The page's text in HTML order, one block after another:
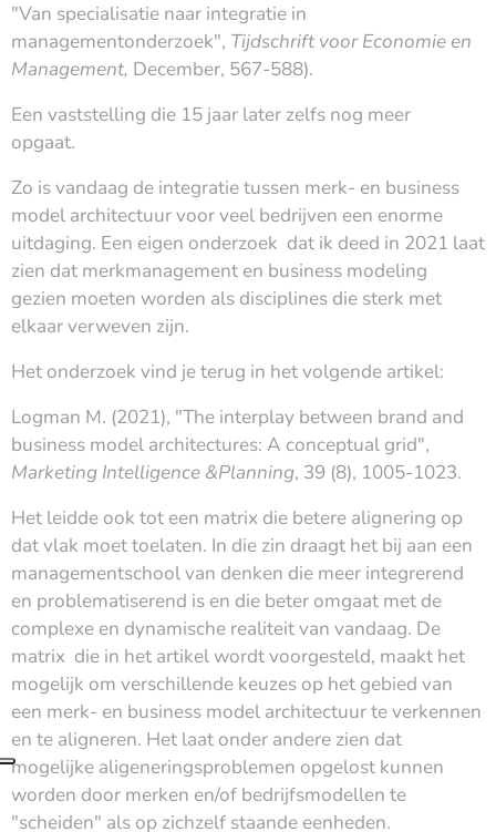
"Van specialisatie naar integratie in
managementonderzoek", Tijdschrift voor Economie en
Management, December, 567-588).
Een vaststelling die 15 jaar later zelfs nog meer
opgaat.
Zo is vandaag de integratie tussen merk- en business
model architectuur voor veel bedrijven een enorme
uitdaging. Een eigen onderzoek dat ik deed in 2021 laat
zien dat merkmanagement en business modeling
gezien moeten worden als disciplines die sterk met
elkaar verweven zijn.
Het onderzoek vind je terug in het volgende artikel:
Logman M. (2021), "The interplay between brand and
business model architectures: A conceptual grid",
Marketing Intelligence &Planning, 39 (8), 1005-1023.
Het leidde ook tot een matrix die betere alignering op
dat vlak moet toelaten. In die zin draagt ​​het bij aan een
managementschool van denken die meer integrerend
en problematiserend is en die beter omgaat met de
complexe en dynamische realiteit van vandaag. De
matrix die in het artikel wordt voorgesteld, maakt het
mogelijk om verschillende keuzes op het gebied van
een merk- en business model architectuur te verkennen
en te aligneren. Het laat onder andere zien dat
mogelijke aligeneringsproblemen opgelost kunnen
worden door merken en/of bedrijfsmodellen te
"scheiden" als op zichzelf staande eenheden.